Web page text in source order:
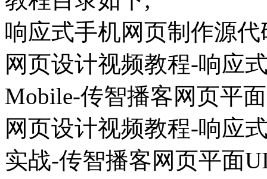
响应式手机网页制作源
网页设计视频教程-响应
Mobile-传智播客网页平
网页设计视频教程-响应
实战-传智播客网页平面